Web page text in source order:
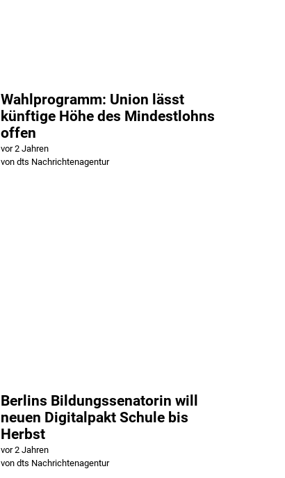
Wahlprogramm: Union lässt
künftige Höhe des Mindestlohns
offen
vor 2 Jahren
von dts Nachrichtenagentur
Berlins Bildungssenatorin will
neuen Digitalpakt Schule bis
Herbst
vor 2 Jahren
von dts Nachrichtenagentur